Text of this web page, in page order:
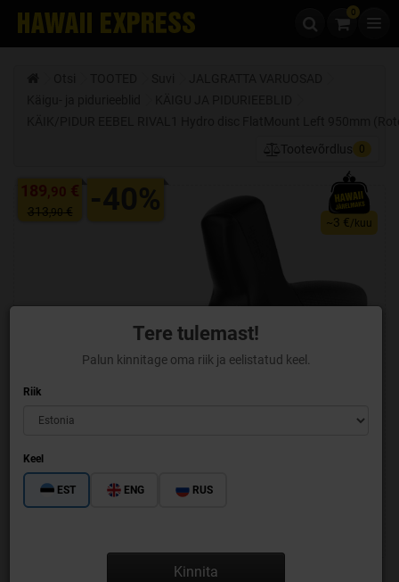
Liigu edasi sisu juurde 0
Tere tulemast!
Palun kinnitage oma riik ja eelistatud keel.
Riik
Keel
EST ENG RUS
Kinnita
Tootevõrdlus
0
189,90 €
313,90€ -40%
~ 3 €/kuu